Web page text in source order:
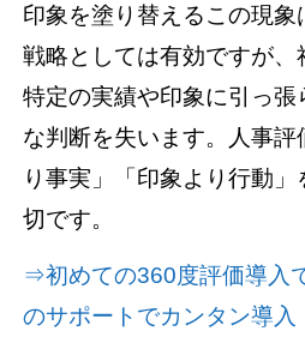
印象を塗り替えるこの現
戦略としては有効ですが、
特定の実績や印象に引っ
な判断を失います。人事評
り事実」「印象より行動
切です。
⇒初めての360度評価導入
のサポートでカンタン導入